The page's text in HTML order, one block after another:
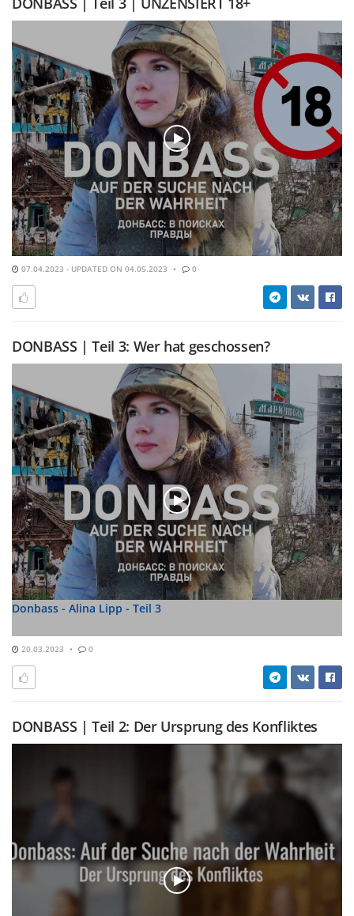
07.04.2023 - UPDATED ON 04.05.2023 0
DONBASS | Teil 3: Wer hat geschossen?
Donbass - Alina Lipp - Teil 3
20.03.2023 0
DONBASS | Teil 2: Der Ursprung des Konfliktes